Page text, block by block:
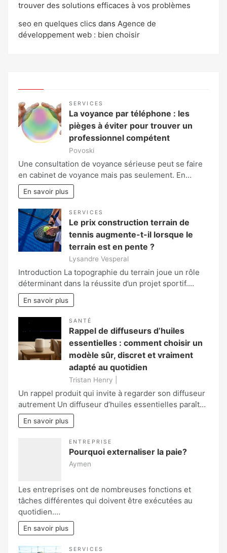
trouver des solutions efficaces à vos problèmes
seo en quelques clics dans Agence de
développement web : bien choisir
SERVICES
La voyance par téléphone : les
pièges à éviter pour trouver un
professionnel compétent
Povoski
Une consultation de voyance sérieuse peut se faire
en cabinet de voyance mais pas seulement. En…
En savoir plus
SERVICES
Le prix construction terrain de
tennis augmente-t-il lorsque le
terrain est en pente ?
Lysandre Vesperal
Introduction La topographie du terrain joue un rôle
déterminant dans la réussite d’un projet sportif.…
En savoir plus
SANTÉ
Rappel de diffuseurs d’huiles
essentielles : comment choisir un
modèle sûr, discret et vraiment
adapté au quotidien
Tristan Henry |
Un rappel produit qui invite à regarder son diffuseur
autrement Un diffuseur d’huiles essentielles paraît…
En savoir plus
ENTREPRISE
Pourquoi externaliser la paie?
Aymen
Les entreprises ont de nombreuses fonctions et
tâches différentes qui doivent être exécutées au
quotidien.…
En savoir plus
SERVICES